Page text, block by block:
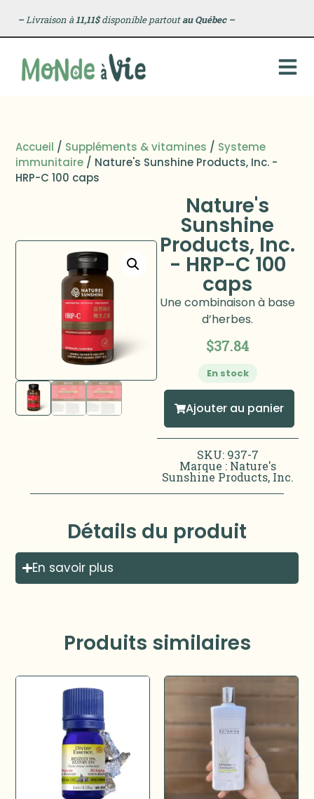
–Livraison à11,11$disponible partoutau Québec –
Accueil / Suppléments & vitamines / Systeme
immunitaire / Nature's Sunshine Products, Inc. -
HRP-C 100 caps
Nature's
Sunshine
Products, Inc.
- HRP-C 100
caps
Une combinaison à base
d’herbes.
$37.84
En stock
Ajouter au panier
SKU: 937-7
Marque : Nature's
Sunshine Products, Inc.
Détails du produit
En savoir plus
Produits similaires